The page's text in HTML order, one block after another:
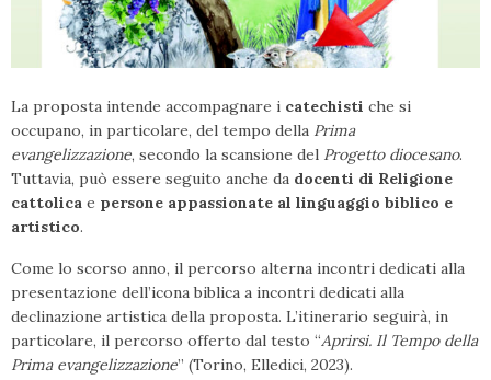
La proposta intende accompagnare i catechisti che si
occupano, in particolare, del tempo della Prima
evangelizzazione, secondo la scansione del Progetto diocesano.
Tuttavia, può essere seguito anche da docenti di Religione
cattolica e persone appassionate al linguaggio biblico e
artistico.
Come lo scorso anno, il percorso alterna incontri dedicati alla
presentazione dell’icona biblica a incontri dedicati alla
declinazione artistica della proposta. L’itinerario seguirà, in
particolare, il percorso offerto dal testo “Aprirsi. Il Tempo della
Prima evangelizzazione” (Torino, Elledici, 2023).